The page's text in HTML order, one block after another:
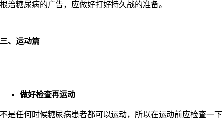
根治糖尿病的广告，应做好打好持久战的准备。
三、运动篇
做好检查再运动
不是任何时候糖尿病患者都可以运动，所以在运动前应检查一下